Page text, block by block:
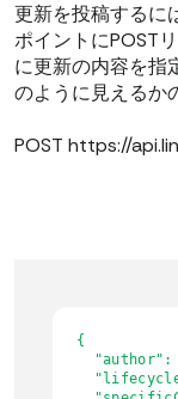
更新を投稿するに
ポイントにPOST
に更新の内容を指
のように見えるか
POST https://
{
"author":